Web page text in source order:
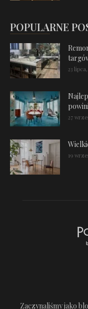
POPULARNE
23
27
19
Zaczynaliśmy jako